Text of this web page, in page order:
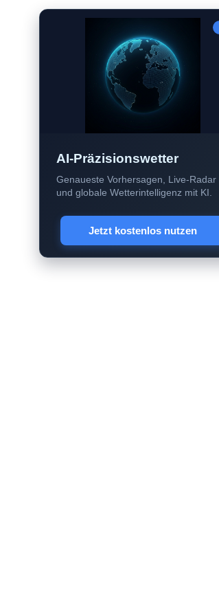
AI-Präzisionswetter
Genaueste Vorhersagen, Live-Radar
und globale Wetterintelligenz mit KI.
Jetzt kostenlos nutzen